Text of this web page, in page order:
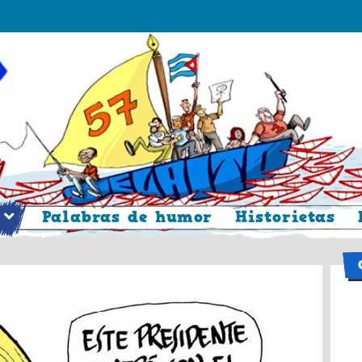
Palabras de humor Historietas